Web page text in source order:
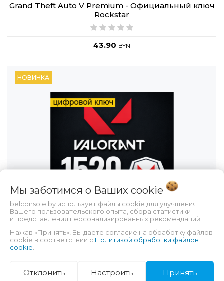
Grand Theft Auto V Premium - Официальный ключ
Rockstar
43.90 BYN
НОВИНКА
Мы заботимся о Ваших cookie
belconsole.by использует файлы cookie для улучшения
Вашего пользовательского опыта, сбора статистики
и представления персонализированных рекомендаций.
Нажав «Принять», Вы даете согласие на обработку файлов
cookie в соответствии с Политикой обработки файлов
cookie
Отклонить Настроить Принять